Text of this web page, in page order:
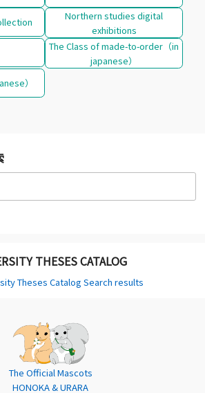
Northern studies digital
exhibitions
The Class of made-to-order（in
japanese）
）
THESES CATALOG
Theses Catalog Search results
The Official Mascots
HONOKA & URARA